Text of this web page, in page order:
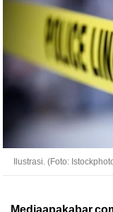
Ilustrasi. (Foto: